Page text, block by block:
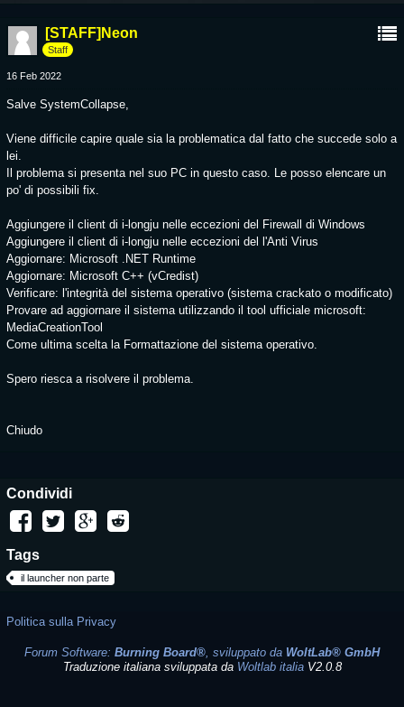
[STAFF]Neon
Staff
16 Feb 2022
Salve SystemCollapse,
Viene difficile capire quale sia la problematica dal fatto che succede solo a
lei.
Il problema si presenta nel suo PC in questo caso. Le posso elencare un
po' di possibili fix.
Aggiungere il client di i-longju nelle eccezioni del Firewall di Windows
Aggiungere il client di i-longju nelle eccezioni del l'Anti Virus
Aggiornare: Microsoft .NET Runtime
Aggiornare: Microsoft C++ (vCredist)
Verificare: l'integrità del sistema operativo (sistema crackato o modificato)
Provare ad aggiornare il sistema utilizzando il tool ufficiale microsoft:
MediaCreationTool
Come ultima scelta la Formattazione del sistema operativo.
Spero riesca a risolvere il problema.
Chiudo
Condividi
Tags
il launcher non parte
Politica sulla Privacy
Forum Software: Burning Board®, sviluppato da WoltLab® GmbH
Traduzione italiana sviluppata da Woltlab italiaV2.0.8